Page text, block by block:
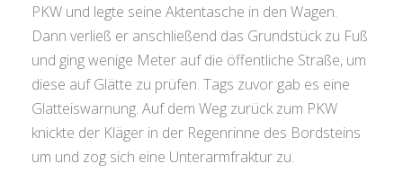
PKW und legte seine Aktentasche in den Wagen.
Dann verließ er anschließend das Grundstück zu Fuß
und ging wenige Meter auf die öffentliche Straße, um
diese auf Glätte zu prüfen. Tags zuvor gab es eine
Glatteiswarnung. Auf dem Weg zurück zum PKW
knickte der Kläger in der Regenrinne des Bordsteins
um und zog sich eine Unterarmfraktur zu.